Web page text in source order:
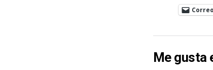
Me gusta